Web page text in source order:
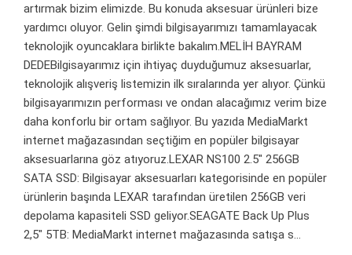
artırmak bizim elimizde. Bu konuda aksesuar ürünleri bize
yardımcı oluyor. Gelin şimdi bilgisayarımızı tamamlayacak
teknolojik oyuncaklara birlikte bakalım.MELİH BAYRAM
DEDEBilgisayarımız için ihtiyaç duyduğumuz aksesuarlar,
teknolojik alışveriş listemizin ilk sıralarında yer alıyor. Çünkü
bilgisayarımızın performası ve ondan alacağımız verim bize
daha konforlu bir ortam sağlıyor. Bu yazıda MediaMarkt
internet mağazasından seçtiğim en popüler bilgisayar
aksesuarlarına göz atıyoruz.LEXAR NS100 2.5" 256GB
SATA SSD: Bilgisayar aksesuarları kategorisinde en popüler
ürünlerin başında LEXAR tarafından üretilen 256GB veri
depolama kapasiteli SSD geliyor.SEAGATE Back Up Plus
2,5" 5TB: MediaMarkt internet mağazasında satışa s...